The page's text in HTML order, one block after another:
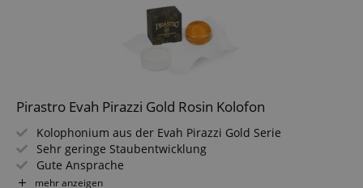
Pirastro Evah Pirazzi Gold Rosin Kolofon
Kolophonium aus der Evah Pirazzi Gold Serie
Sehr geringe Staubentwicklung
Gute Ansprache
Sehr gute Tragfähigkeit
mehr anzeigen